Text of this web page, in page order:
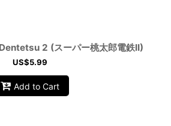
2 (スーパー桃太郎電鉄II)
US$5.99
Add to Cart